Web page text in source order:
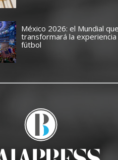
México 2026: el Mundial que
transformará la experiencia
fútbol